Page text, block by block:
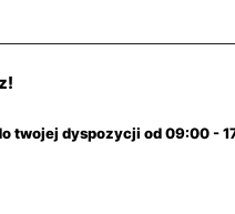
twojej dyspozycji od 09:00 -